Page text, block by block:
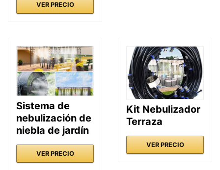
VER PRECIO
Sistema de
nebulización de
niebla de jardín
VER PRECIO
Kit Nebulizador
Terraza
VER PRECIO